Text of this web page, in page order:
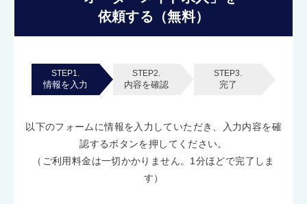
依頼する（無料）
STEP1.
情報を入力
STEP2.
内容を確認
STEP3.
完了
以下のフォームに情報を入力していただき、入力内容を確
認するボタンを押してください。
（ご利用料金は一切かかりません。1分ほどで完了しま
す）